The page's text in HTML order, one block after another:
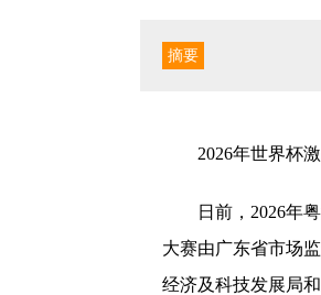
摘要
2026年世界杯
日前，2026年
大赛由广东省市场
经济及科技发展局